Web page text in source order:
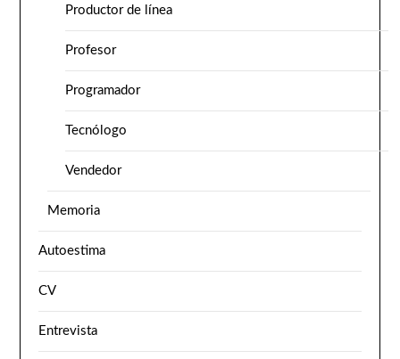
Productor de línea
Profesor
Programador
Tecnólogo
Vendedor
Memoria
Autoestima
CV
Entrevista